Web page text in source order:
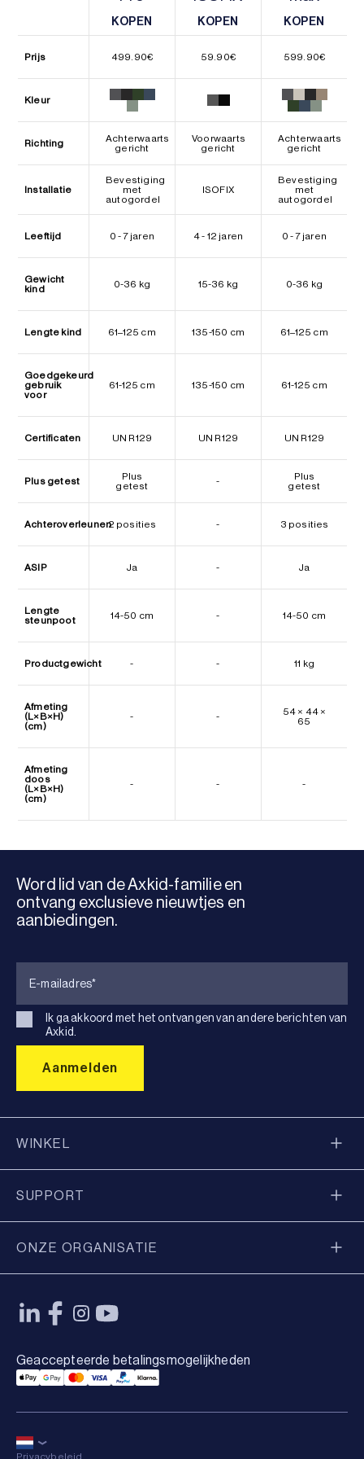
KOPEN
KOPEN
KOPEN
KOPEN
KOPEN
KOPEN
Prijs 499.90€ 59.90€ 599.90€
Kleur
Richting
Achterwaarts
gericht
Voorwaarts
gericht
Achterwaarts
gericht
Installatie
Bevestiging
met
autogordel
ISOFIX
Bevestiging
met
autogordel
Leeftijd 0 - 7 jaren 4 - 12 jaren 0 - 7 jaren
Gewicht
kind
0-36 kg 15-36 kg 0-36 kg
Lengte kind 61–125 cm 135-150 cm 61–125 cm
Goedgekeurd
gebruik
voor
61-125 cm 135-150 cm 61-125 cm
Certificaten UN R129 UN R129 UN R129
Plus getest
Plus
getest
-
Plus
getest
Achteroverleunen2 posities - 3 posities
ASIP Ja - Ja
Lengte
steunpoot
14-50 cm - 14-50 cm
Productgewicht - - 11 kg
Afmeting
(L×B×H)
(cm)
- -
54 × 44 ×
65
Afmeting
doos
(L×B×H)
(cm)
- - -
Word lid van de Axkid-familie en
ontvang exclusieve nieuwtjes en
aanbiedingen.
Ik ga akkoord met het ontvangen van andere berichten van
Axkid.
WINKEL
SUPPORT
ONZE ORGANISATIE
Geaccepteerde betalingsmogelijkheden
Applepay Payment
Googlepay Payment
Mastercard Payment
Visa Payment
Paypal Payment
Klarna Payment
Privacybeleid